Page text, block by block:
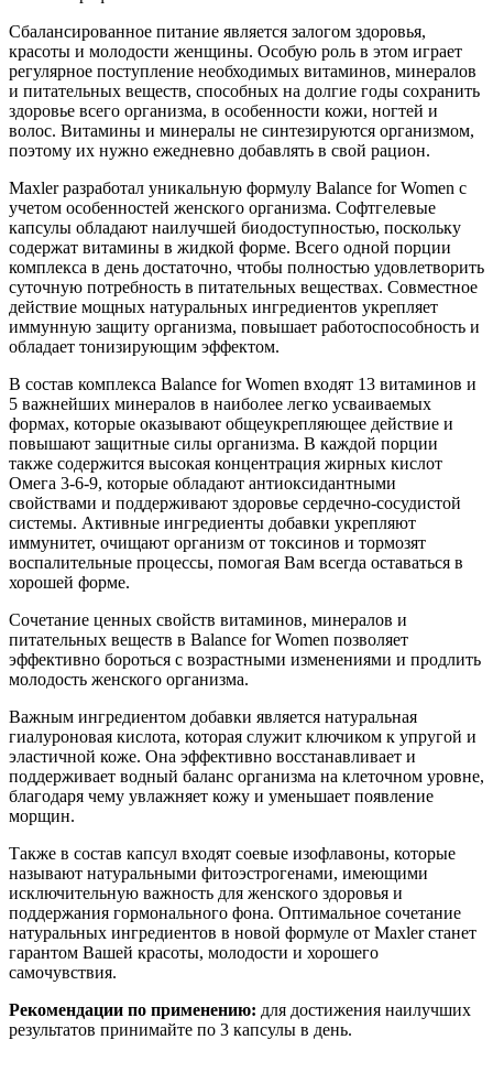
Сбалансированное питание является залогом здоровья,
красоты и молодости женщины. Особую роль в этом играет
регулярное поступление необходимых витаминов, минералов
и питательных веществ, способных на долгие годы сохранить
здоровье всего организма, в особенности кожи, ногтей и
волос. Витамины и минералы не синтезируются организмом,
поэтому их нужно ежедневно добавлять в свой рацион.
Maxler разработал уникальную формулу Balance for Women с
учетом особенностей женского организма. Софтгелевые
капсулы обладают наилучшей биодоступностью, поскольку
содержат витамины в жидкой форме. Всего одной порции
комплекса в день достаточно, чтобы полностью удовлетворить
суточную потребность в питательных веществах. Совместное
действие мощных натуральных ингредиентов укрепляет
иммунную защиту организма, повышает работоспособность и
обладает тонизирующим эффектом.
В состав комплекса Balance for Women входят 13 витаминов и
5 важнейших минералов в наиболее легко усваиваемых
формах, которые оказывают общеукрепляющее действие и
повышают защитные силы организма. В каждой порции
также содержится высокая концентрация жирных кислот
Омега 3-6-9, которые обладают антиоксидантными
свойствами и поддерживают здоровье сердечно-сосудистой
системы. Активные ингредиенты добавки укрепляют
иммунитет, очищают организм от токсинов и тормозят
воспалительные процессы, помогая Вам всегда оставаться в
хорошей форме.
Сочетание ценных свойств витаминов, минералов и
питательных веществ в Balance for Women позволяет
эффективно бороться с возрастными изменениями и продлить
молодость женского организма.
Важным ингредиентом добавки является натуральная
гиалуроновая кислота, которая служит ключиком к упругой и
эластичной коже. Она эффективно восстанавливает и
поддерживает водный баланс организма на клеточном уровне,
благодаря чему увлажняет кожу и уменьшает появление
морщин.
Также в состав капсул входят соевые изофлавоны, которые
называют натуральными фитоэстрогенами, имеющими
исключительную важность для женского здоровья и
поддержания гормонального фона. Оптимальное сочетание
натуральных ингредиентов в новой формуле от Maxler станет
гарантом Вашей красоты, молодости и хорошего
самочувствия.
Рекомендации по применению: для достижения наилучших
результатов принимайте по 3 капсулы в день.